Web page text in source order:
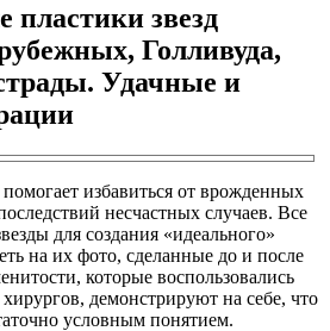
пластики звезд
Голливуда,
Удачные и
избавиться от врожденных
несчастных случаев. Все
для создания «идеального»
на их фото, сделанные до и после
которые воспользовались
демонстрируют на себе, что
условным понятием.